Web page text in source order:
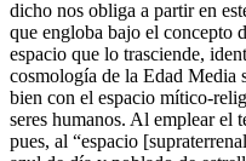
dicho nos obliga a partir en
que engloba bajo el concepto
espacio que lo trasciende,
cosmología de la Edad Media
bien con el espacio mítico-
seres humanos. Al emplear el
pues, al “espacio